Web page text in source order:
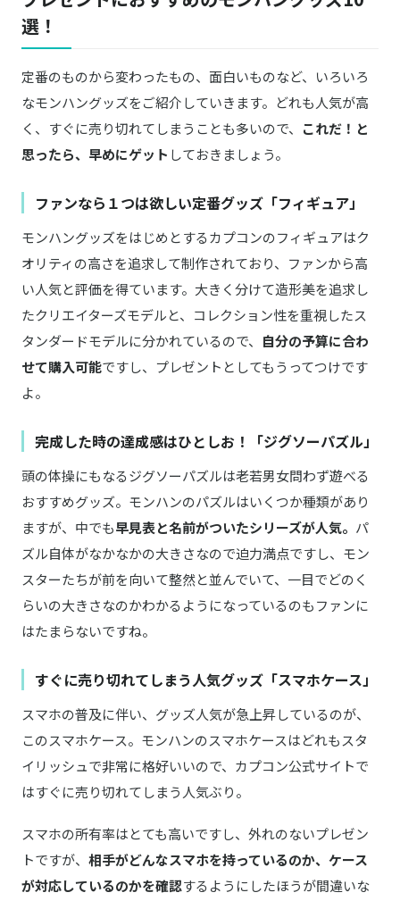
選！
定番のものから変わったもの、面白いものなど、いろいろ
なモンハングッズをご紹介していきます。どれも人気が高
く、すぐに売り切れてしまうことも多いので、 これだ！と
思ったら、早めにゲット しておきましょう。
ファンなら１つは欲しい定番グッズ「フィギュア」
モンハングッズをはじめとするカプコンのフィギュアはク
オリティの高さを追求して制作されており、ファンから高
い人気と評価を得ています。大きく分けて造形美を追求し
たクリエイターズモデルと、コレクション性を重視したス
タンダードモデルに分かれているので、 自分の予算に合わ
せて購入可能ですし、プレゼントとしてもうってつけです
よ。
完成した時の達成感はひとしお！「ジグソーパズル」
頭の体操にもなるジグソーパズルは老若男女問わず遊べる
おすすめグッズ。モンハンのパズルはいくつか種類があり
ますが、中でも早見表と名前がついたシリーズが人気。 パ
ズル自体がなかなかの大きさなので迫力満点ですし、モン
スターたちが前を向いて整然と並んでいて、一目でどのく
らいの大きさなのかわかるようになっているのもファンに
はたまらないですね。
すぐに売り切れてしまう人気グッズ「スマホケース」
スマホの普及に伴い、グッズ人気が急上昇しているのが、
このスマホケース。モンハンのスマホケースはどれもスタ
イリッシュで非常に格好いいので、カプコン公式サイトで
はすぐに売り切れてしまう人気ぶり。
スマホの所有率はとても高いですし、外れのないプレゼン
トですが、 相手がどんなスマホを持っているのか、ケース
が対応しているのかを確認するようにしたほうが間違いな